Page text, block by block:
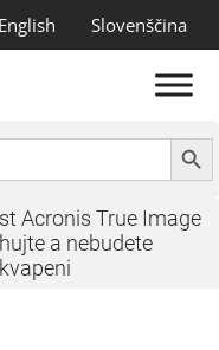
English Slovenščina
Search
Acronis True Image
a nebudete